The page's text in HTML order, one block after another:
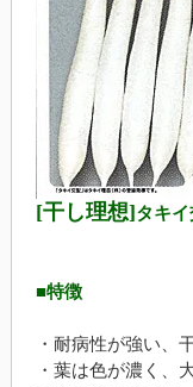
[干し理想]タキ
■特徴
・耐病性が強い、
・葉は色が濃く、